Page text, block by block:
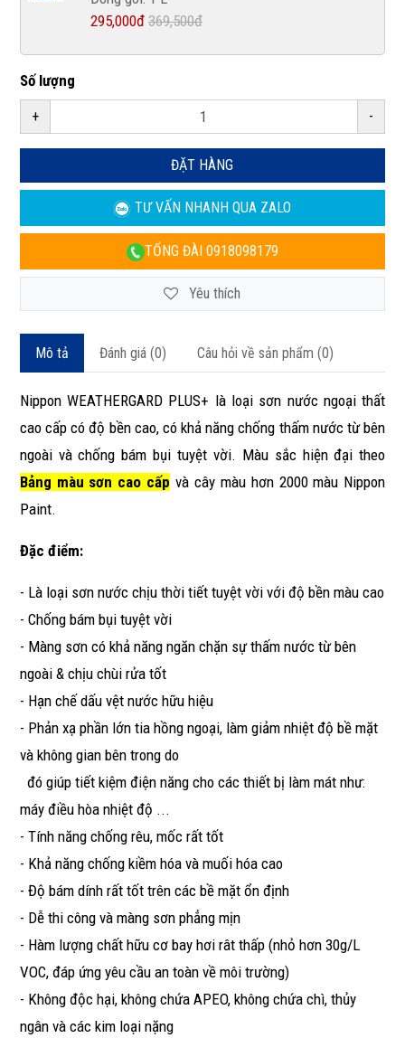
295,000đ 369,500đ
Số lượng
+ -
ĐẶT HÀNG
TƯ VẤN NHANHQUA ZALO
TỔNG ĐÀI 0918098179
Yêu thích
Mô tả Đánh giá (0) Câu hỏi về sản phẩm (0)
Nippon WEATHERGARD PLUS+ là loại sơn nước ngoại thất
cao cấp có độ bền cao, có khả năng chống thấm nước từ bên
ngoài và chống bám bụi tuyệt vời. Màu sắc hiện đại theo
Bảng màu sơn cao cấp và cây màu hơn 2000 màu Nippon
Paint.
Đặc điểm:
- Là loại sơn nước chịu thời tiết tuyệt vời với độ bền màu cao
- Chống bám bụi tuyệt vời
- Màng sơn có khả năng ngăn chặn sự thấm nước từ bên
ngoài & chịu chùi rửa tốt
- Hạn chế dấu vệt nước hữu hiệu
- Phản xạ phần lớn tia hồng ngoại, làm giảm nhiệt độ bề mặt
và không gian bên trong do
đó giúp tiết kiệm điện năng cho các thiết bị làm mát như:
máy điều hòa nhiệt độ ...
- Tính năng chống rêu, mốc rất tốt
- Khả năng chống kiềm hóa và muối hóa cao
- Độ bám dính rất tốt trên các bề mặt ổn định
- Dễ thi công và màng sơn phẳng mịn
- Hàm lượng chất hữu cơ bay hơi rât thấp (nhỏ hơn 30g/L
VOC, đáp ứng yêu cầu an toàn về môi trường)
- Không độc hại, không chứa APEO, không chứa chì, thủy
ngân và các kim loại nặng